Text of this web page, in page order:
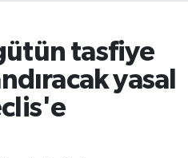
tasfiye
yasal